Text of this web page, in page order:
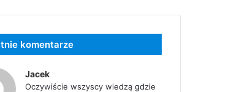
komentarze
Jacek
Oczywiście wszyscy wiedzą gdzie